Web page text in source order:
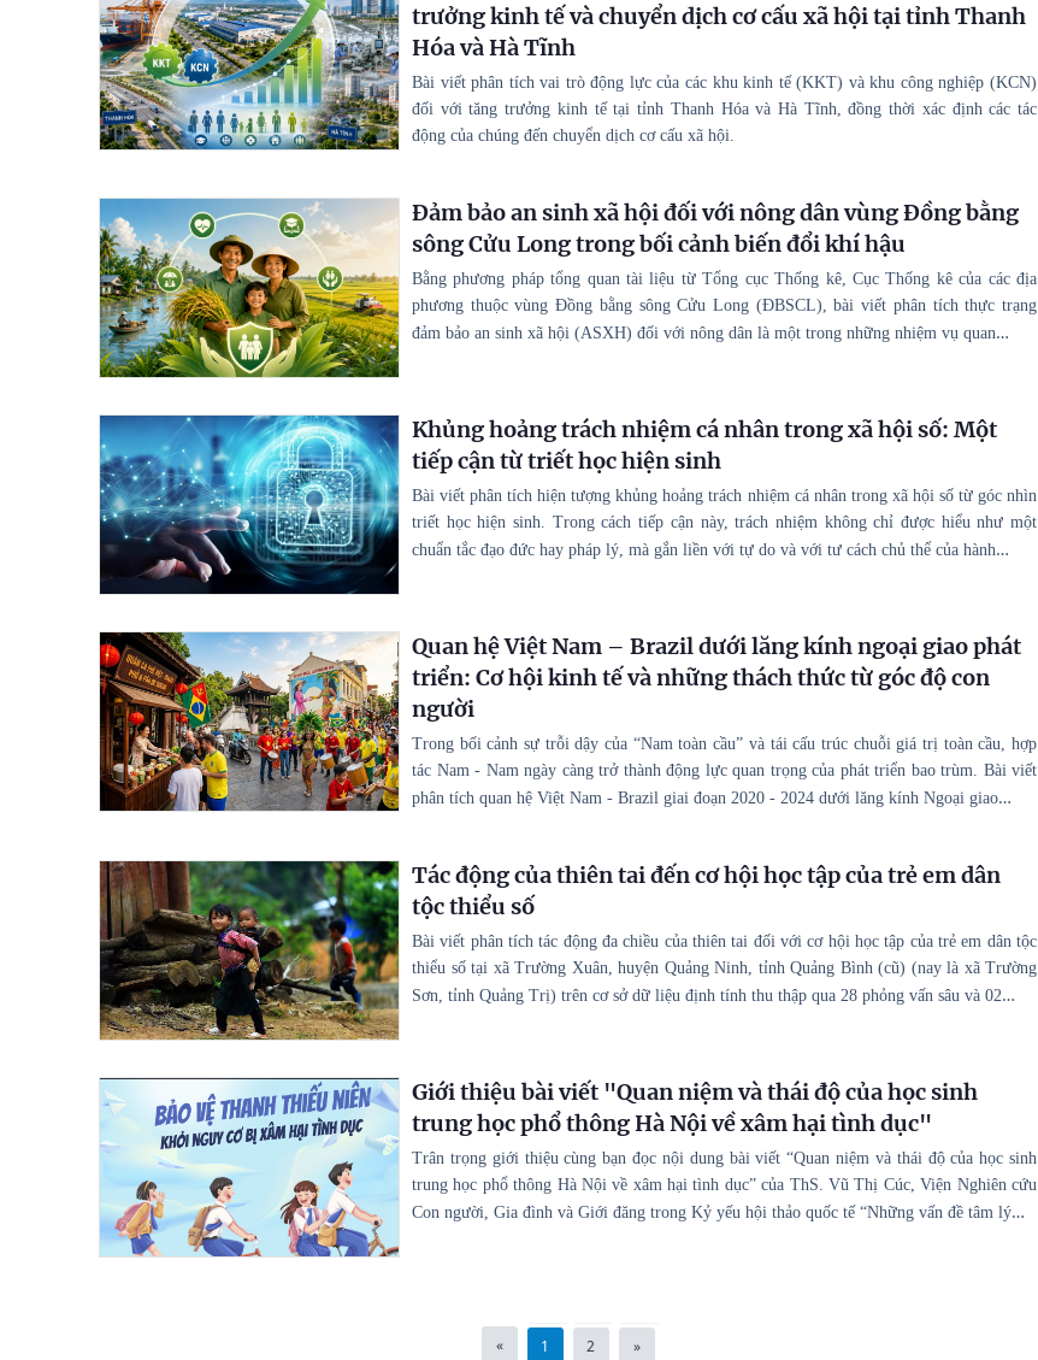
trưởng kinh tế và chuyển dịch cơ cấu xã hội tại tỉnh Thanh
Hóa và Hà Tĩnh
Bài viết phân tích vai trò động lực của các khu kinh tế (KKT) và khu công nghiệp (KCN)
đối với tăng trưởng kinh tế tại tỉnh Thanh Hóa và Hà Tĩnh, đồng thời xác định các tác
động của chúng đến chuyển dịch cơ cấu xã hội.
Đảm bảo an sinh xã hội đối với nông dân vùng Đồng bằng
sông Cửu Long trong bối cảnh biến đổi khí hậu
Bằng phương pháp tổng quan tài liệu từ Tổng cục Thống kê, Cục Thống kê của các địa
phương thuộc vùng Đồng bằng sông Cửu Long (ĐBSCL), bài viết phân tích thực trạng
đảm bảo an sinh xã hội (ASXH) đối với nông dân là một trong những nhiệm vụ quan…
Khủng hoảng trách nhiệm cá nhân trong xã hội số: Một
tiếp cận từ triết học hiện sinh
Bài viết phân tích hiện tượng khủng hoảng trách nhiệm cá nhân trong xã hội số từ góc nhìn
triết học hiện sinh. Trong cách tiếp cận này, trách nhiệm không chỉ được hiểu như một
chuẩn tắc đạo đức hay pháp lý, mà gắn liền với tự do và với tư cách chủ thể của hành…
Quan hệ Việt Nam – Brazil dưới lăng kính ngoại giao phát
triển: Cơ hội kinh tế và những thách thức từ góc độ con
người
Trong bối cảnh sự trỗi dậy của “Nam toàn cầu” và tái cấu trúc chuỗi giá trị toàn cầu, hợp
tác Nam - Nam ngày càng trở thành động lực quan trọng của phát triển bao trùm. Bài viết
phân tích quan hệ Việt Nam - Brazil giai đoạn 2020 - 2024 dưới lăng kính Ngoại giao…
Tác động của thiên tai đến cơ hội học tập của trẻ em dân
tộc thiểu số
Bài viết phân tích tác động đa chiều của thiên tai đối với cơ hội học tập của trẻ em dân tộc
thiểu số tại xã Trường Xuân, huyện Quảng Ninh, tỉnh Quảng Bình (cũ) (nay là xã Trường
Sơn, tỉnh Quảng Trị) trên cơ sở dữ liệu định tính thu thập qua 28 phỏng vấn sâu và 02…
Giới thiệu bài viết "Quan niệm và thái độ của học sinh
trung học phổ thông Hà Nội về xâm hại tình dục"
Trân trọng giới thiệu cùng bạn đọc nội dung bài viết “Quan niệm và thái độ của học sinh
trung học phổ thông Hà Nội về xâm hại tình dục” của ThS. Vũ Thị Cúc, Viện Nghiên cứu
Con người, Gia đình và Giới đăng trong Kỷ yếu hội thảo quốc tế “Những vấn đề tâm lý…
« 1 2 »